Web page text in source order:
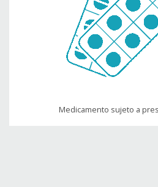
Medicamento sujeto a